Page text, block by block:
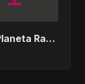
Naxi Planeta Radio